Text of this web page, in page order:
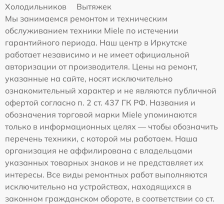
Холодильников
Вытяжек
Мы занимаемся ремонтом и техническим
обслуживанием техники Miele по истечении
гарантийного периода. Наш центр в Иркутске
работает независимо и не имеет официальной
авторизации от производителя. Цены на ремонт,
указанные на сайте, носят исключительно
ознакомительный характер и не являются публичной
офертой согласно п. 2 ст. 437 ГК РФ. Названия и
обозначения торговой марки Miele упоминаются
только в информационных целях — чтобы обозначить
перечень техники, с которой мы работаем. Наша
организация не аффилирована с владельцами
указанных товарных знаков и не представляет их
интересы. Все виды ремонтных работ выполняются
исключительно на устройствах, находящихся в
законном гражданском обороте, в соответствии со ст.